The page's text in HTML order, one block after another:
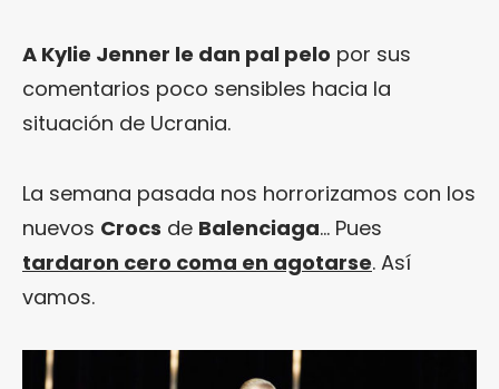
A Kylie Jenner le dan pal pelo por sus
comentarios poco sensibles hacia la
situación de Ucrania.
La semana pasada nos horrorizamos con los
nuevos Crocs de Balenciaga… Pues
tardaron cero coma en agotarse. Así
vamos.